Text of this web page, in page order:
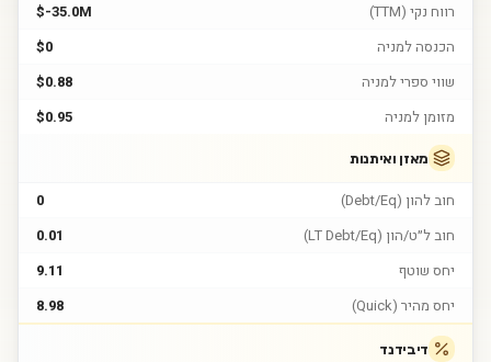
רווח נקי (TTM)
$-35.0M
הכנסה למניה
$0
שווי ספרי למניה
$0.88
מזומן למניה
$0.95
מאזן ואיתנות
חוב להון (Debt/Eq)
0
חוב ל״ט/הון (LT Debt/Eq)
0.01
יחס שוטף
9.11
יחס מהיר (Quick)
8.98
דיבידנד